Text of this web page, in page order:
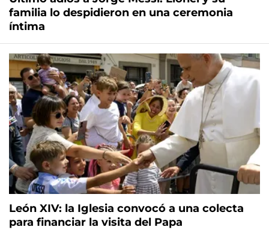
familia lo despidieron en una ceremonia
íntima
León XIV: la Iglesia convocó a una colecta
para financiar la visita del Papa